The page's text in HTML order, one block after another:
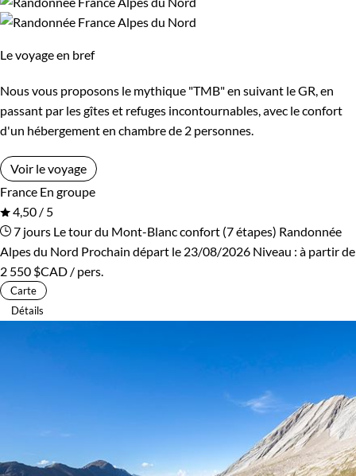
Le voyage en bref
Nous vous proposons le mythique "TMB" en suivant le GR, en
passant par les gîtes et refuges incontournables, avec le confort
d'un hébergement en chambre de 2 personnes.
Voir le voyage
France En groupe
4,50 / 5
7 jours Le tour du Mont-Blanc confort (7 étapes) Randonnée
Alpes du Nord Prochain départ le 23/08/2026 Niveau : à partir de
2 550 $CAD / pers.
Carte
Détails